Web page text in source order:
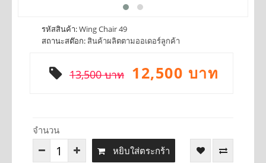
รหัสสินค้า:Wing Chair 49
สถานะสต๊อก: สินค้าผลิตตามออเดอร์ลูกค้า
13,500 บาท 12,500 บาท
จำนวน
หยิบใส่ตระกร้า